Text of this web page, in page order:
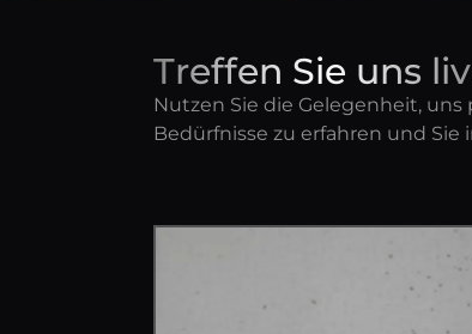
Treffen Sie uns
Nutzen Sie die Gelegenheit,
Bedürfnisse zu erfahren und